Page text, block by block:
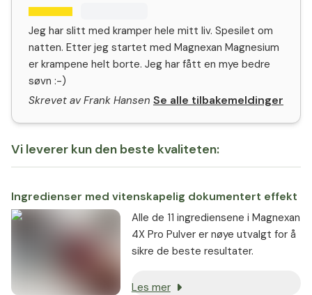
Jeg har slitt med kramper hele mitt liv. Spesilet om
natten. Etter jeg startet med Magnexan Magnesium
er krampene helt borte. Jeg har fått en mye bedre
søvn :-)
Skrevet av Frank Hansen Se alle tilbakemeldinger
Vi leverer kun den beste kvaliteten:
Ingredienser med vitenskapelig dokumentert effekt
Alle de 11 ingrediensene i Magnexan
4X Pro Pulver er nøye utvalgt for å
sikre de beste resultater.
Les mer